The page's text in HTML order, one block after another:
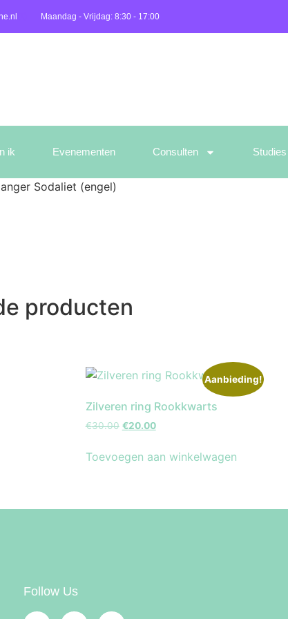
Maandag - Vrijdag: 8:30 - 17:00
ik Evenementen Consulten Studies
Sodaliet (engel)
producten
Aanbieding!
Zilveren ring Rookkwarts
€30.00 €20.00
Toevoegen aan winkelwagen
Follow Us